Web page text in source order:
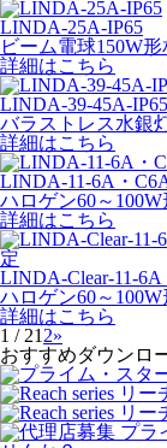
LINDA-25A-IP65
ビーム電球150W形
詳細はこちら
LINDA-39-45A-IP65
バラストレス水銀
詳細はこちら
LINDA-11-6A・
ハロゲン60～100W
詳細はこちら
LINDA-Clear-11-6A
ハロゲン60～100W
詳細はこちら
1 / 21 2»
おすすめダウンロ